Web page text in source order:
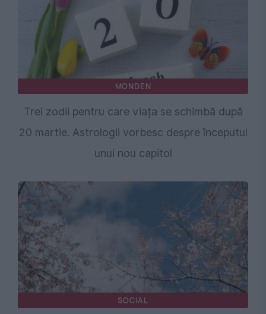
MONDEN
Trei zodii pentru care viața se schimbă după
20 martie. Astrologii vorbesc despre începutul
unui nou capitol
SOCIAL